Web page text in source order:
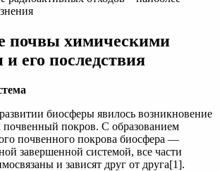
почвы химическими
его последствия
биосферы явилось возникновение
почвенный покров. С образованием
почвенного покрова биосфера —
завершенной системой, все части
и зависят друг от друга[1].